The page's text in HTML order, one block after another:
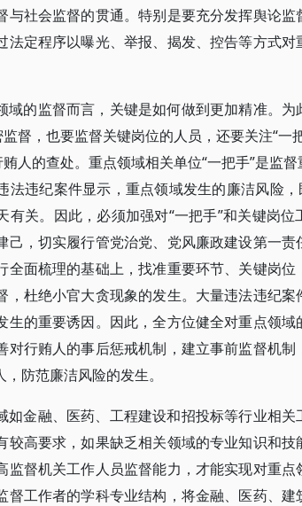
与社会监督的贯通。特别是要充分发挥舆论
法定程序以曝光、举报、揭发、控告等方式
域的监督而言，关键是如何做到更加精准。
督，也要监督关键岗位的人员，还要关注“一
人的查处。重点领域相关单位“一把手”是监
法违纪案件显示，重点领域发生的廉洁风险，
有关。因此，必须加强对“一把手”和关键岗
己，切实履行管党治党、党风廉政建设第一
全面梳理的基础上，找准重要环节、关键岗
，杜绝小官大贪现象的发生。大量违法违纪
生的重要诱因。因此，全方位健全对重点领
对行贿人的事后惩戒机制，建立事前监督机
防范廉洁风险的发生。
如金融、医药、工程建设和招投标等行业相
较高要求，如果缺乏相关领域的专业知识和
监督机关工作人员监督能力，才能实现对重
督工作者的学科专业结构，将金融、医药、